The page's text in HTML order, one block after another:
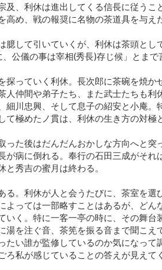
、利休は進出してくる信長に従うこ
高め、戦の報奨に名物の茶道具を与え
臆して引いていくが、利休は茶頭とし
公儀の事は宰相(秀長)存じ候」とまで
探っていく利休。長次郎に茶碗を焼か
人仲間や弟子たち、また武士たちも利
細川忠興、そして息子の紹安と小庵
て極めたノ貫は、利休の生き方の対極
った後はだんだんおかしな方向へと突
が病に倒れる。奉行の石田三成がそれ
秀吉の蜜月は終わる。
る。利休が人と会うたびに、茶室を選
よっては一部略すことはあるが、どん
いく。特に一客一亭の時に、その舞台
湯を注ぐ音、茶筅を振る音まで聞こえ
たい誰が監修しているのか気になって
ろ私が感じていることの答えが見えて